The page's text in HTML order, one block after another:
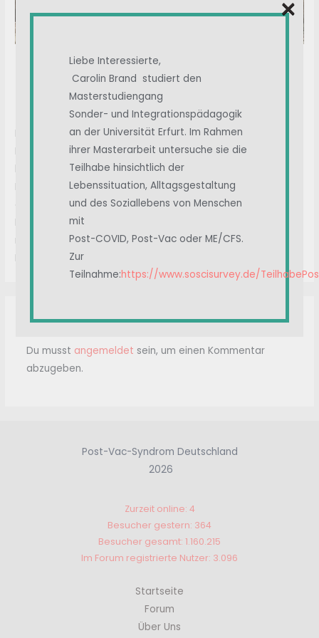
Nach jeder Impfung einen
Schlaganfall
Ich wurde zweimal mit Biontech geimpft. Nach jeder
Impfung bekam ich einen Schlaganfall. Bin arbeitsunfähig,
habe meine Selbständigkeit aufgeben müssen. Die
Folgeschäden.: verlangsamtes Sprechen, dauernd
erschöpft, nicht mehr belastbar, Bewegungsschwindel,
Kurzatmigkeit. Der einzige Arzt der mich ernst nimmt ist
mein Hausarzt.
Hat jemand ähnliches durchmachen müssen?
Schreibe einen Kommentar
Du musst angemeldet sein, um einen Kommentar
abzugeben.
Post-Vac-Syndrom Deutschland
2026
Zurzeit online: 4
Besucher gestern: 364
Besucher gesamt: 1.160.215
Im Forum registrierte Nutzer: 3.096
Startseite
Forum
Über Uns
Liebe Interessierte,
Carolin Brand studiert den
Masterstudiengang
Sonder- und Integrationspädagogik
an der Universität Erfurt. Im Rahmen
ihrer Masterarbeit untersuche sie die
Teilhabe hinsichtlich der
Lebenssituation, Alltagsgestaltung
und des Soziallebens von Menschen
mit
Post-COVID, Post-Vac oder ME/CFS.
Zur
Teilnahme:https://www.soscisurvey.de/
×